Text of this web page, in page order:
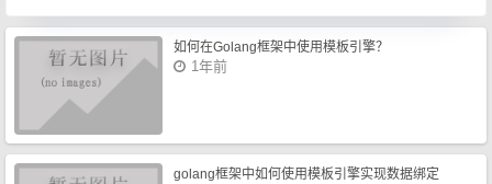
如何在Golang框架中使用模板引擎？
1年前
golang框架中如何使用模板引擎实现数据绑定